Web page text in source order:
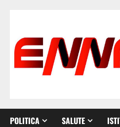
POLITICA SALUTE